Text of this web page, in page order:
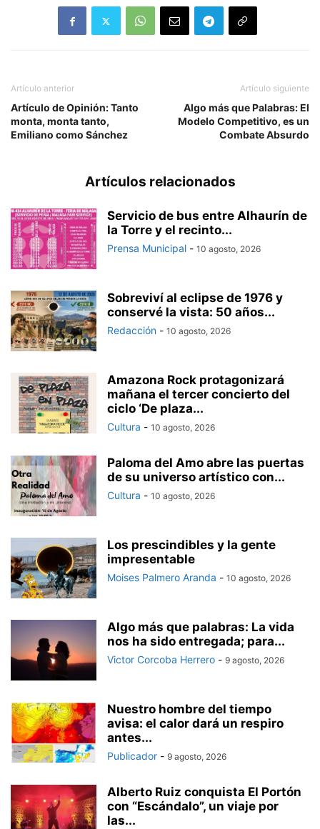
Artículo anterior
Artículo de Opinión: Tanto
monta, monta tanto,
Emiliano como Sánchez
Artículo siguiente
Algo más que Palabras: El
Modelo Competitivo, es un
Combate Absurdo
Artículos relacionados
Servicio de bus entre Alhaurín de
la Torre y el recinto...
Prensa Municipal - 10 agosto, 2026
Sobreviví al eclipse de 1976 y
conservé la vista: 50 años...
Redacción - 10 agosto, 2026
Amazona Rock protagonizará
mañana el tercer concierto del
ciclo ‘De plaza...
Cultura - 10 agosto, 2026
Paloma del Amo abre las puertas
de su universo artístico con...
Cultura - 10 agosto, 2026
Los prescindibles y la gente
impresentable
Moises Palmero Aranda - 10 agosto, 2026
Algo más que palabras: La vida
nos ha sido entregada; para...
Victor Corcoba Herrero - 9 agosto, 2026
Nuestro hombre del tiempo
avisa: el calor dará un respiro
antes...
Publicador - 9 agosto, 2026
Alberto Ruiz conquista El Portón
con “Escándalo”, un viaje por
las...